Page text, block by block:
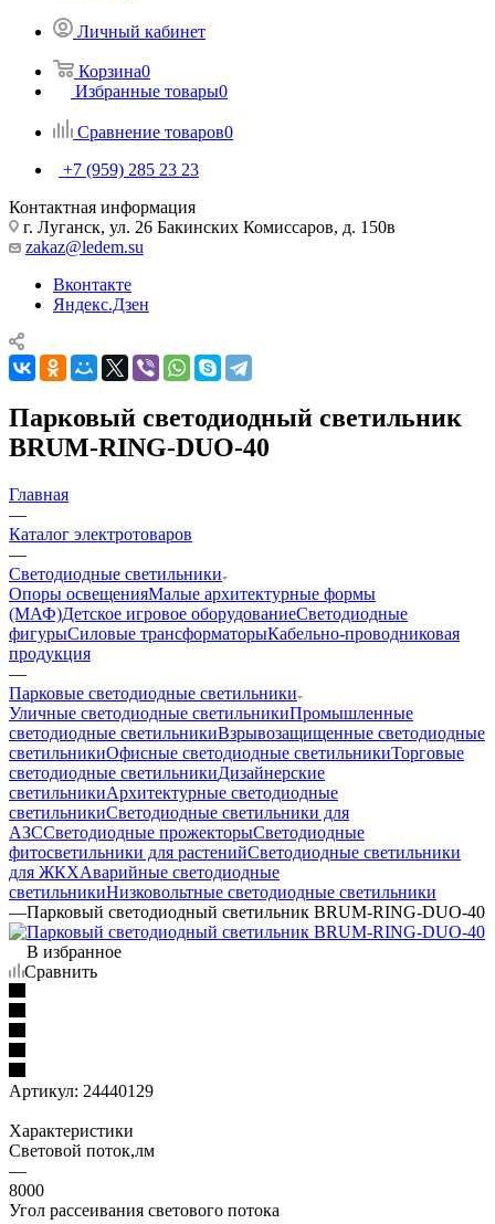
Личный кабинет
Корзина0
Избранные товары0
Сравнение товаров0
+7 (959) 285 23 23
Контактная информация
г. Луганск, ул. 26 Бакинских Комиссаров, д. 150в
zakaz@ledem.su
Вконтакте
Яндекс.Дзен
Парковый светодиодный светильник
BRUM-RING-DUO-40
Главная
—
Каталог электротоваров
—
Светодиодные светильники
Опоры освещенияМалые архитектурные формы
(МАФ)Детское игровое оборудованиеСветодиодные
фигурыСиловые трансформаторыКабельно-проводниковая
продукция
—
Парковые светодиодные светильники
Уличные светодиодные светильникиПромышленные
светодиодные светильникиВзрывозащищенные светодиодные
светильникиОфисные светодиодные светильникиТорговые
светодиодные светильникиДизайнерские
светильникиАрхитектурные светодиодные
светильникиСветодиодные светильники для
АЗССветодиодные прожекторыСветодиодные
фитосветильники для растенийСветодиодные светильники
для ЖКХАварийные светодиодные
светильникиНизковольтные светодиодные светильники
—Парковый светодиодный светильник BRUM-RING-DUO-40
В избранное
Сравнить
Артикул: 24440129
Характеристики
Световой поток,лм
—
8000
Угол рассеивания светового потока